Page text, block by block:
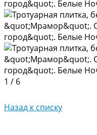
1 / 6
Назад к списку